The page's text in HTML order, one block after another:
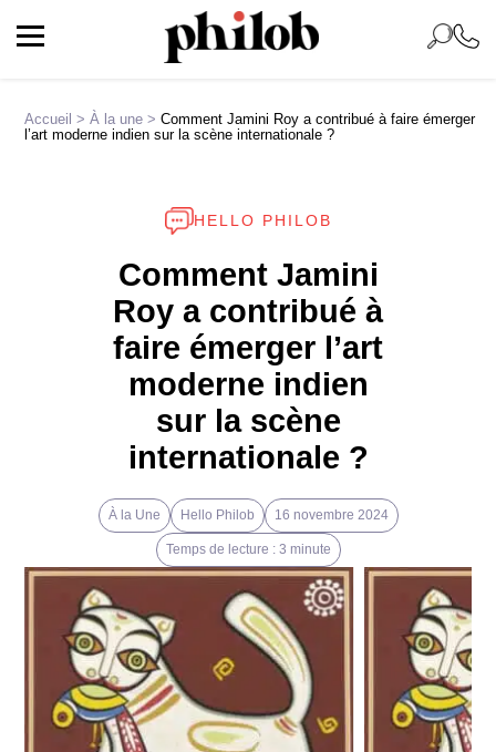
Accueil >À la une >Comment Jamini Roy a contribué à faire émerger
l’art moderne indien sur la scène internationale ?
HELLO PHILOB
Comment Jamini
Roy a contribué à
faire émerger l’art
moderne indien
sur la scène
internationale ?
À la Une Hello Philob 16 novembre 2024
Temps de lecture : 3 minute